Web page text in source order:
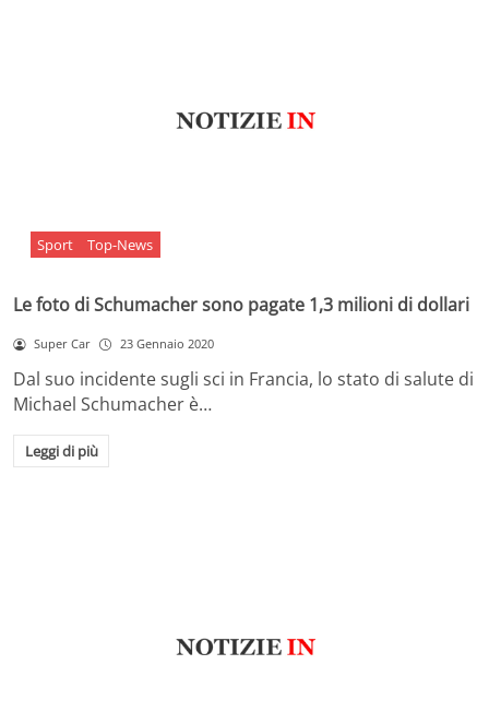
Sport Top-News
Le foto di Schumacher sono pagate 1,3 milioni di dollari
Super Car 23 Gennaio 2020
Dal suo incidente sugli sci in Francia, lo stato di salute di
Michael Schumacher è…
Leggi di più